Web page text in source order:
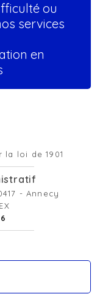
ou
services
en
loi de 1901
- Annecy